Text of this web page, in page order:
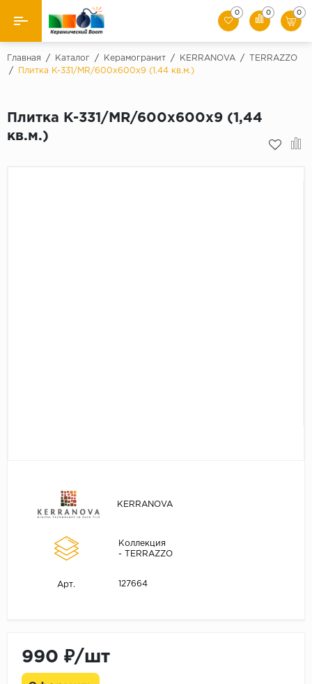
Назад
Керамическая плитка
0 0 0
Главная / Каталог / Керамогранит / KERRANOVA /
TERRAZZO
/
Плитка K-331/MR/600x600x9 (1,44 кв.м.)
Плитка K-331/MR/600x600x9 (1,44
кв.м.)
KERRANOVA
Коллекция
- TERRAZZO
Арт. 127664
990 ₽/шт